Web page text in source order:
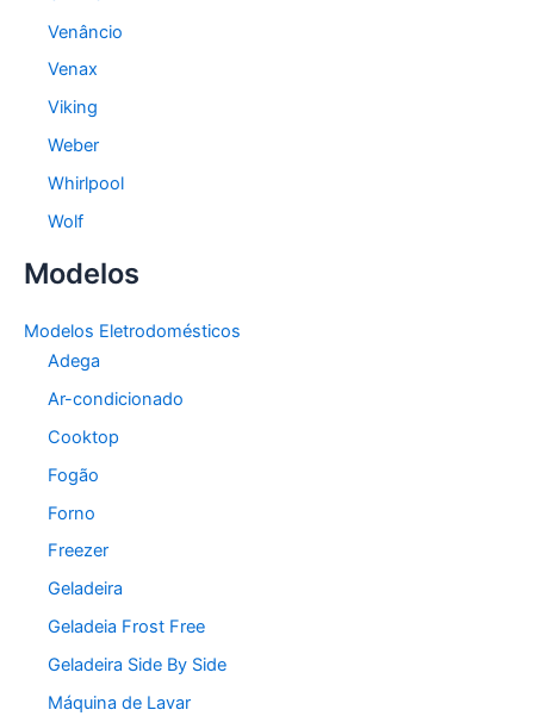
Venâncio
Venax
Viking
Weber
Whirlpool
Wolf
Modelos
Modelos Eletrodomésticos
Adega
Ar-condicionado
Cooktop
Fogão
Forno
Freezer
Geladeira
Geladeia Frost Free
Geladeira Side By Side
Máquina de Lavar